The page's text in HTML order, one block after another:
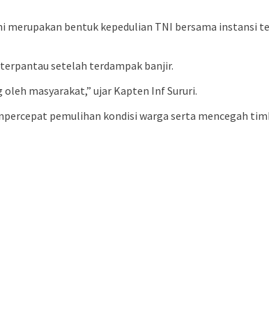
bentuk kepedulian TNI bersama instansi
setelah terdampak banjir.
masyarakat,” ujar Kapten Inf Sururi.
pemulihan kondisi warga serta mencegah